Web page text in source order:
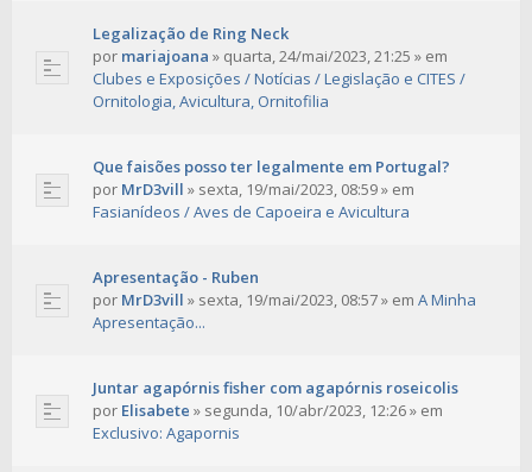
Legalização de Ring Neck
por mariajoana » quarta, 24/mai/2023, 21:25 » em
Clubes e Exposições / Notícias / Legislação e CITES /
Ornitologia, Avicultura, Ornitofilia
Que faisões posso ter legalmente em Portugal?
por MrD3vill » sexta, 19/mai/2023, 08:59» em
Fasianídeos / Aves de Capoeira e Avicultura
Apresentação - Ruben
por MrD3vill » sexta, 19/mai/2023, 08:57» em A Minha
Apresentação...
Juntar agapórnis fisher com agapórnis roseicolis
por Elisabete » segunda, 10/abr/2023, 12:26» em
Exclusivo: Agapornis